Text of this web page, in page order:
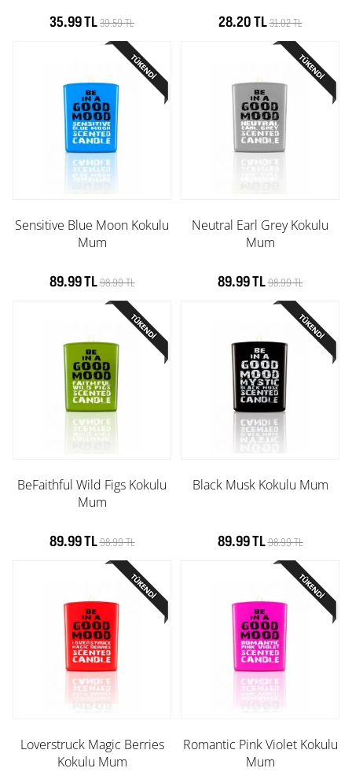
35.99 TL39.59 TL 28.20 TL31.02 TL
Sensitive Blue Moon Kokulu
Mum
89.99 TL98.99 TL
Neutral Earl Grey Kokulu
Mum
89.99 TL98.99 TL
BeFaithful Wild Figs Kokulu
Mum
89.99 TL98.99 TL
Black Musk Kokulu Mum
89.99 TL98.99 TL
Loverstruck Magic Berries
Kokulu Mum
Romantic Pink Violet Kokulu
Mum